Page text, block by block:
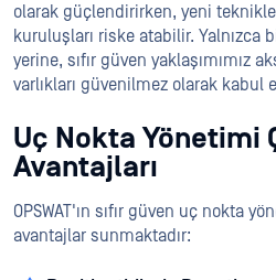
olarak güçlendirirken, yeni
kuruluşları riske atabilir. Yalnızca
yerine, sıfır güven yaklaşımımız
varlıkları güvenilmez olarak kabul
Uç Nokta Yönetimi
Avantajları
OPSWAT'ın sıfır güven uç nokta
avantajlar sunmaktadır: